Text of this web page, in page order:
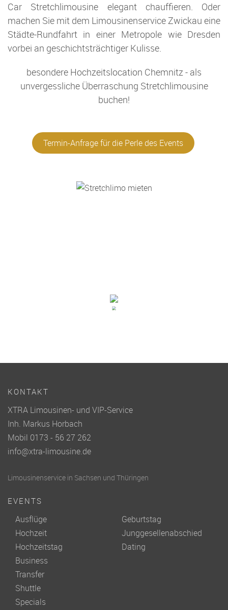
Car Stretchlimousine elegant chauffieren. Oder
machen Sie mit dem Limousinenservice Zwickau eine
Städte-Rundfahrt in einer Metropole wie Dresden
vorbei an geschichtsträchtiger Kulisse.
besondere Hochzeitslocation Chemnitz - als
unvergessliche Überraschung Stretchlimousine
buchen!
Termin-Anfrage für die Perle des Events
KONTAKT
XTRA Limousinen- und VIP-Service
Inh. Markus Horbach
Mobil 0173 - 56 27 262
info@xtra-limousine.de
Limousinenservice in Sachsen und Thüringen
EVENTS
Ausflüge
Hochzeit
Hochzeitstag
Geburtstag
Junggesellenabschied
Dating
Business
Transfer
Shuttle
Specials